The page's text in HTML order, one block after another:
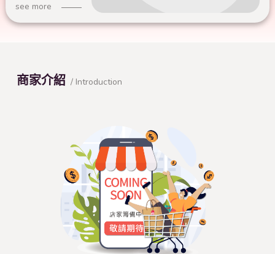
see more
商家介紹 / Introduction